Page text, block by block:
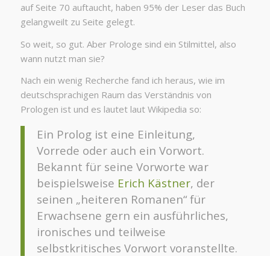
auf Seite 70 auftaucht, haben 95% der Leser das Buch
gelangweilt zu Seite gelegt.
So weit, so gut. Aber Prologe sind ein Stilmittel, also
wann nutzt man sie?
Nach ein wenig Recherche fand ich heraus, wie im
deutschsprachigen Raum das Verständnis von
Prologen ist und es lautet laut Wikipedia so:
Ein Prolog ist eine Einleitung,
Vorrede oder auch ein Vorwort.
Bekannt für seine Vorworte war
beispielsweise Erich Kästner, der
seinen „heiteren Romanen“ für
Erwachsene gern ein ausführliches,
ironisches und teilweise
selbstkritisches Vorwort voranstellte.